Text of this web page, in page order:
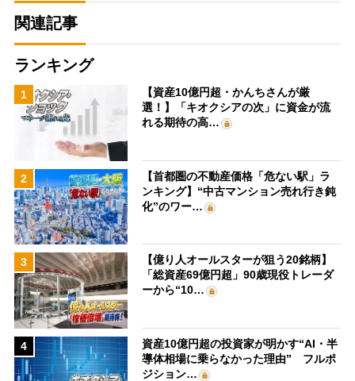
関連記事
ランキング
1
【資産10億円超・かんちさんが厳
選！】「キオクシアの次」に資金が流
れる期待の高…
2
【首都圏の不動産価格「危ない駅」ラ
ンキング】“中古マンション売れ行き鈍
化”のワー…
3
【億り人オールスターが狙う20銘柄】
「総資産69億円超」90歳現役トレーダ
ーから“10…
4
資産10億円超の投資家が明かす“AI・半
導体相場に乗らなかった理由” フルポ
ジション…